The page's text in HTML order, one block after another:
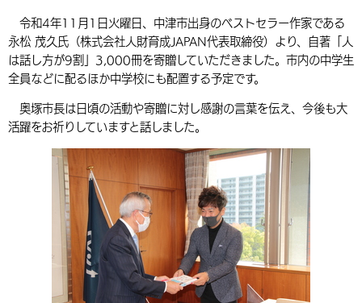
言語を選択
英語（English） 中国語（簡体字）
福祉・介護 健康・予防
税金 住宅・インフラ
環境・衛生 生涯学習・スポーツ・人権
選挙
入札・契約 産業・雇用
農林水産業 税金
都市整備
子育て・教育
施設情報 子どもを預ける
手当・助成 健康・医療
相談・支援・情報 計画・施策
観光・移住
遊ぶ・体験する グルメ・食べる
買う・おみやげ 四季のイベント・祭り
移住・定住
中津市について 市役所の紹介
地方創生・地域活性化 広報・広聴
行政・計画
令和4年11月1日火曜日、中津市出身のベストセラー作家である
永松 茂久氏（株式会社人財育成JAPAN代表取締役）より、自著「人
は話し方が9割」3,000冊を寄贈していただきました。市内の中学生
全員などに配るほか中学校にも配置する予定です。
奥塚市長は日頃の活動や寄贈に対し感謝の言葉を伝え、今後も大
活躍をお祈りしていますと話しました。